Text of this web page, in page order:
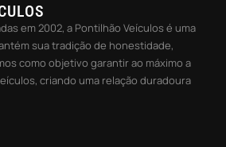
em 2002, a Pontilhão Veículos é uma
sua tradição de honestidade,
como objetivo garantir ao máximo a
criando uma relação duradoura